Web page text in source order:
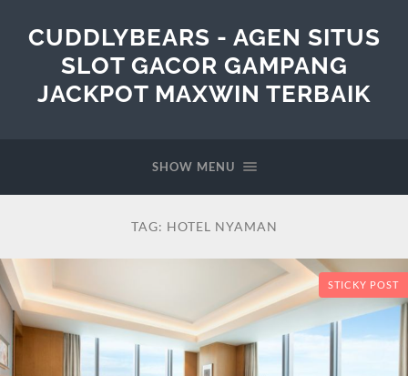
CUDDLYBEARS - AGEN SITUS
SLOT GACOR GAMPANG
JACKPOT MAXWIN TERBAIK
SHOW MENU
TAG: HOTEL NYAMAN
STICKY POST